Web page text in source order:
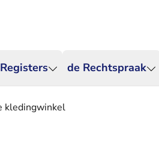
Registers de Rechtspraak
kledingwinkel